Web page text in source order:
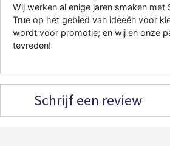
Wij werken al enige jaren smaken met
True op het gebied van ideeën voor
wordt voor promotie; en wij en onze
tevreden!
Schrijf een review